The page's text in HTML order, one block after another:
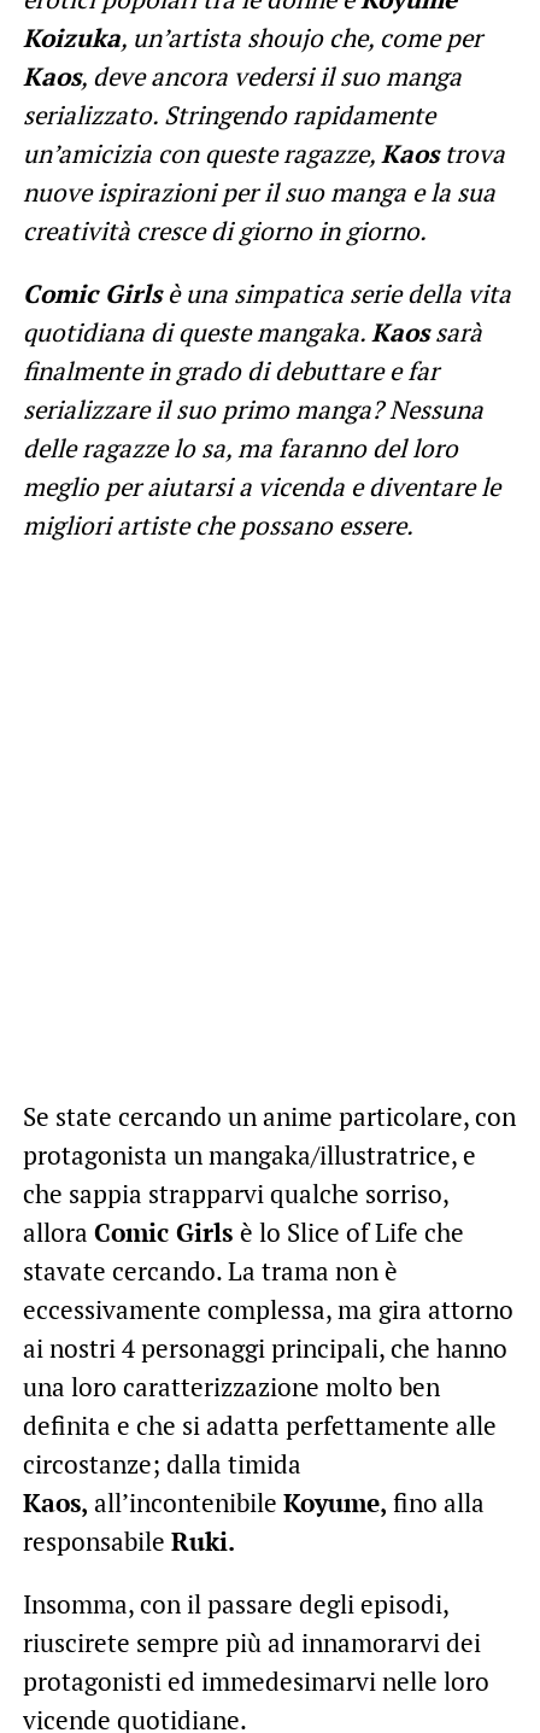
Koizuka, un’artista shoujo che, come per
Kaos, deve ancora vedersi il suo manga
serializzato. Stringendo rapidamente
un’amicizia con queste ragazze,Kaostrova
nuove ispirazioni per il suo manga e la sua
creatività cresce di giorno in giorno.
Comic Girlsè una simpatica serie della vita
quotidiana di queste mangaka.Kaossarà
finalmente in grado di debuttare e far
serializzare il suo primo manga? Nessuna
delle ragazze lo sa, ma faranno del loro
meglio per aiutarsi a vicenda e diventare le
migliori artiste che possano essere.
Se state cercando un anime particolare, con
protagonista un mangaka/illustratrice, e
che sappia strapparvi qualche sorriso,
allora Comic Girls è lo Slice of Life che
stavate cercando. La trama non è
eccessivamente complessa, ma gira attorno
ai nostri 4 personaggi principali, che hanno
una loro caratterizzazione molto ben
definita e che si adatta perfettamente alle
circostanze; dalla timida
Kaos, all’incontenibile Koyume, fino alla
responsabile Ruki.
Insomma, con il passare degli episodi,
riuscirete sempre più ad innamorarvi dei
protagonisti ed immedesimarvi nelle loro
vicende quotidiane.